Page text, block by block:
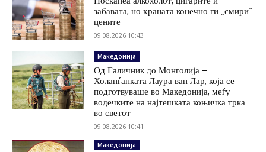
забавата, но храната конечно ги „смири“
цените
09.08.2026 10:43
Македонија
Од Галичник до Монголија –
Холанѓанката Лаура ван Лар, која се
подготвуваше во Македонија, меѓу
водечките на најтешката коњичка трка
во светот
09.08.2026 10:41
Македонија